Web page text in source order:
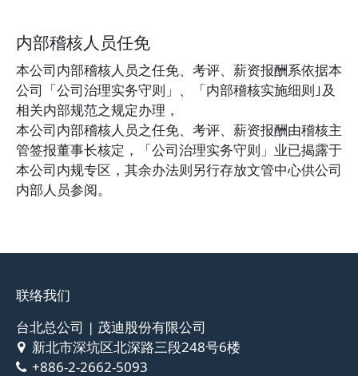
内部稽核人员任免
本公司内部稽核人员之任免、考评、薪资报酬系依据本
公司「公司治理实务守则」、「内部稽核实施细则｣及
相关内部规范之规定办理，
本公司内部稽核人员之任免、考评、薪资报酬由稽核主
管签报董事长核定，「公司治理实务守则」业已揭露于
本公司内规专区，其余办法则另行存放文管中心供公司
内部人员参阅。
联络我们
台北总公司 | 茂迪股份有限公司
新北市深坑区北深路三段248号6楼
+886-2-2662-5093